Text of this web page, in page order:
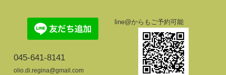
045-641-8141
olio.di.regina@gmail.com
line@からもご予約可能